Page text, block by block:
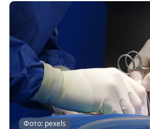
Фото: pexels